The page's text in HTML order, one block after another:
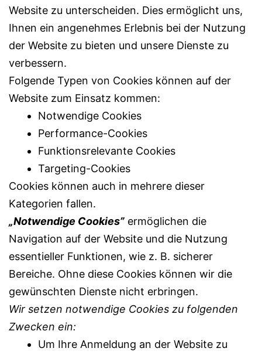
Website zu unterscheiden. Dies ermöglicht uns,
Ihnen ein angenehmes Erlebnis bei der Nutzung
der Website zu bieten und unsere Dienste zu
verbessern.
Folgende Typen von Cookies können auf der
Website zum Einsatz kommen:
Notwendige Cookies
Performance-Cookies
Funktionsrelevante Cookies
Targeting-Cookies
Cookies können auch in mehrere dieser
Kategorien fallen.
„Notwendige Cookies” ermöglichen die
Navigation auf der Website und die Nutzung
essentieller Funktionen, wie z. B. sicherer
Bereiche. Ohne diese Cookies können wir die
gewünschten Dienste nicht erbringen.
Wir setzen notwendige Cookies zu folgenden
Zwecken ein:
Um Ihre Anmeldung an der Website zu